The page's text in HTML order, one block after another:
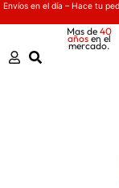
Envíos en el día – Hace tu
Mas de 40
añosen el
mercado.